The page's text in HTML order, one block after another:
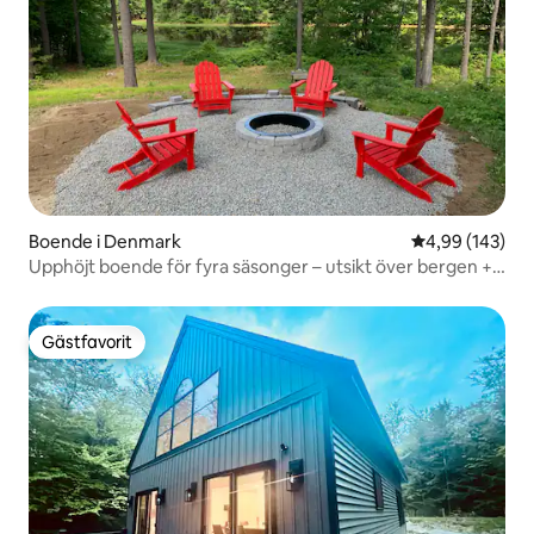
Boende i Denmark 4,99 av 5 i
4,99 (143)
Upphöjt boende för fyra säsonger – utsikt över bergen +
Gästfavorit
Gästfavorit